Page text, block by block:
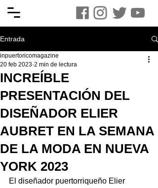
Entrada
INCREÍBLE
PRESENTACIÓN DEL
DISEÑADOR ELIER
AUBRET EN LA SEMANA
DE LA MODA EN NUEVA
YORK 2023
inpuertoricomagazine
20 feb 2023 2 min de lectura
El diseñador puertorriqueño Elier